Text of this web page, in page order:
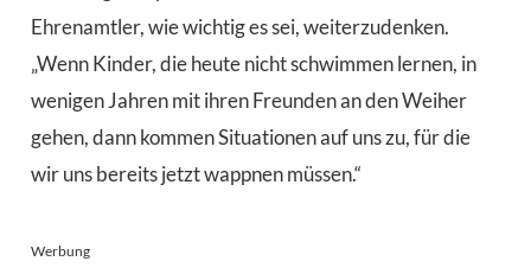
Ehrenamtler, wie wichtig es sei, weiterzudenken.
„Wenn Kinder, die heute nicht schwimmen lernen, in
wenigen Jahren mit ihren Freunden an den Weiher
gehen, dann kommen Situationen auf uns zu, für die
wir uns bereits jetzt wappnen müssen.“
Werbung